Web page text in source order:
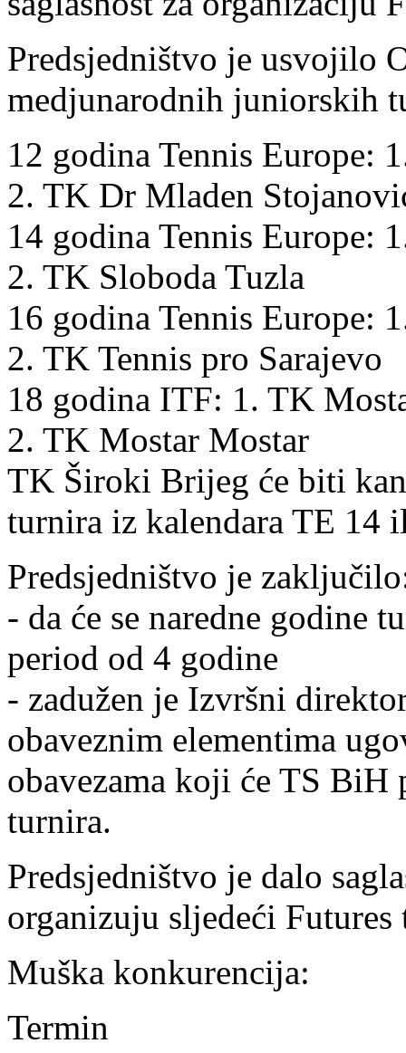
Predsjedništvo je usvojilo
medjunarodnih juniorskih
12 godina Tennis Europe:
2. TK Dr Mladen
14 godina Tennis Europe:
2. TK Sloboda Tuzla
16 godina Tennis Europe:
2. TK Tennis pro Sarajevo
18 godina ITF: 1. TK
2. TK Mostar Mostar
TK Široki Brijeg će biti
turnira iz kalendara TE 14
Predsjedništvo je
- da će se naredne godine
period od 4 godine
- zadužen je Izvršni
obaveznim elementima
obavezama koji će TS BiH
turnira.
Predsjedništvo je dalo
organizuju sljedeći
Muška konkurencija:
Termin